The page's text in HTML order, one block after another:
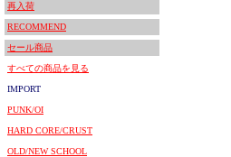
再入荷
RECOMMEND
セール商品
すべての商品を見る
IMPORT
PUNK/OI
HARD CORE/CRUST
OLD/NEW SCHOOL